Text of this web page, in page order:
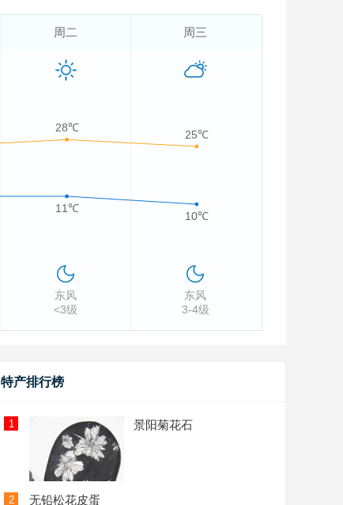
周二 周三
28℃
25℃
11℃
10℃
东风
东风
<3级 3-4级
特产排行榜
1 景阳菊花石
2 无铅松花皮蛋